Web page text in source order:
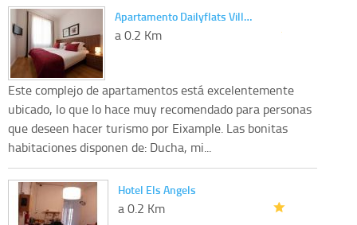
Apartamento Dailyflats Vill…
a 0.2 Km
Este complejo de apartamentos está excelentemente
ubicado, lo que lo hace muy recomendado para personas
que deseen hacer turismo por Eixample. Las bonitas
habitaciones disponen de: Ducha, mi...
Hotel Els Angels
a 0.2 Km